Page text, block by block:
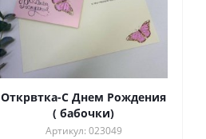
Открвтка-С Днем Рождения
( бабочки)
Артикул: 023049